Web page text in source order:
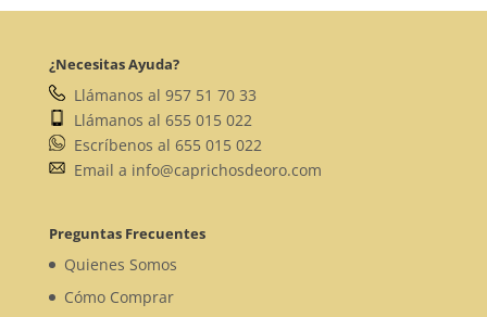
¿Necesitas Ayuda?
Llámanos al 957 51 70 33
Llámanos al 655 015 022
Escríbenos al 655 015 022
Email a info@caprichosdeoro.com
Preguntas Frecuentes
Quienes Somos
Cómo Comprar